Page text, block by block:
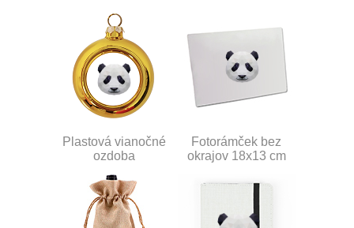
Plastová vianočné
ozdoba
Fotorámček bez
okrajov 18x13 cm